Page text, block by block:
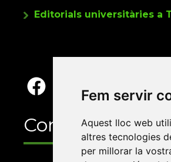
Fem servir
Aquest lloc web
altres tecnologies
per millorar la
Editorials universitàries a
Contacte